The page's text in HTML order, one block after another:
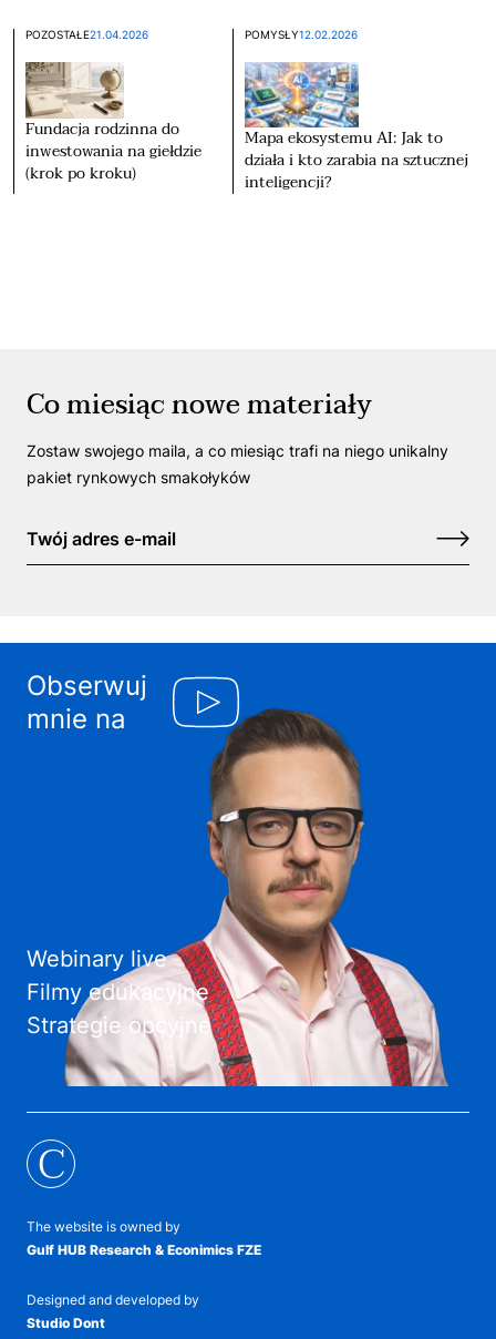
POZOSTAŁE21.04.2026
Fundacja rodzinna do
inwestowania na giełdzie
(krok po kroku)
POMYSŁY12.02.2026
Mapa ekosystemu AI: Jak to
działa i kto zarabia na sztucznej
inteligencji?
Co miesiąc nowe materiały
Zostaw swojego maila, a co miesiąc trafi na niego unikalny
pakiet rynkowych smakołyków
Obserwuj
mnie na
Webinary live
Filmy edukacyjne
Strategie opcyjne
C
The website is owned by
Gulf HUB Research & Econimics FZE
Designed and developed by
Studio Dont